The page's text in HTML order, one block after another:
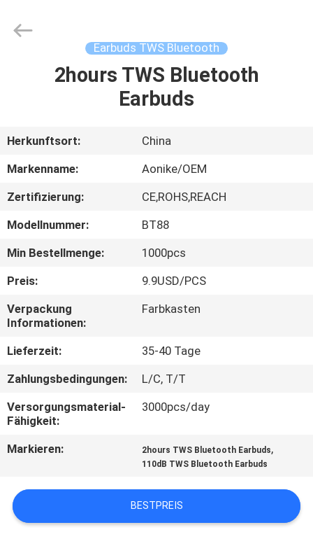
ÜBER
UNS
FABRIK-
AUSFLUG
QUALITÄTSKONTROLLE
TRETEN
SIE
UNS
IN
FORDERN
SIE
Co,ltd.
Earbuds TWS Bluetooth
2hours TWS Bluetooth
Earbuds
Herkunftsort:
China
Markenname:
Aonike/OEM
Zertifizierung:
CE,ROHS,REACH
Modellnummer:
BT88
Min Bestellmenge:
1000pcs
Preis:
9.9USD/PCS
Verpackung
Informationen:
Farbkasten
Lieferzeit:
35-40 Tage
Zahlungsbedingungen:
L/C, T/T
Versorgungsmaterial-
Fähigkeit:
3000pcs/day
Markieren: 2hours TWS Bluetooth Earbuds,
110dB TWS Bluetooth Earbuds
BESTPREIS